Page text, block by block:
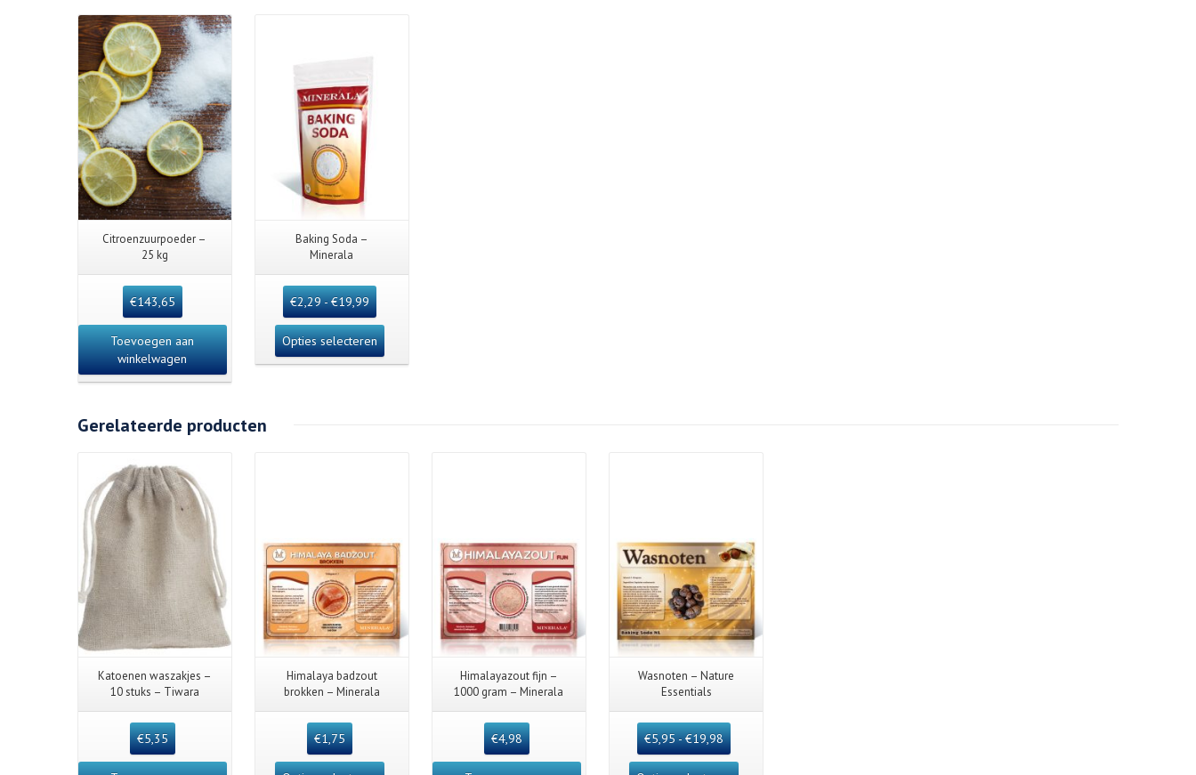
Citroenzuurpoeder –
25 kg
€143,65
Toevoegen aan
winkelwagen
Baking Soda –
Minerala
€2,29- €19,99
Opties selecteren
Gerelateerde producten
Katoenen waszakjes –
10 stuks – Tiwara
€5,35
Himalaya badzout
brokken – Minerala
€1,75
Himalayazout fijn –
1000 gram – Minerala
€4,98
Wasnoten – Nature
Essentials
€5,95- €19,98